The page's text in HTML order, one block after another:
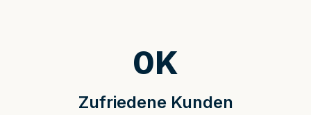
Zufriedene Kunden
0K